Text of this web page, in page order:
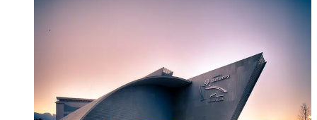
Visitar sitio